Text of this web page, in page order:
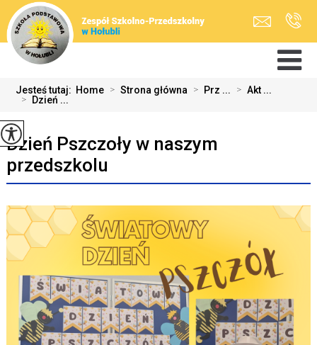
Jesteś tutaj: Home > Strona główna > Prz ... > Akt ...
> Dzień ...
Dzień Pszczoły w naszym
przedszkolu